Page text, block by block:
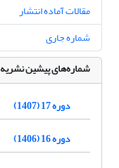
مقالات آماده انتشار
شماره جاری
شماره‌های پیشین نشریه
دوره 17 (1407)
دوره 16 (1406)